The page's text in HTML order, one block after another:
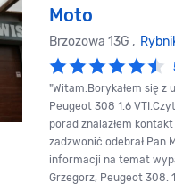
Moto
Brzozowa 13G ,
"Witam.Borykałem się z
Peugeot 308 1.6
porad znalazłem
zadzwonić odebrał Pan
informacji na temat
Grzegorz, Peugeot 308.